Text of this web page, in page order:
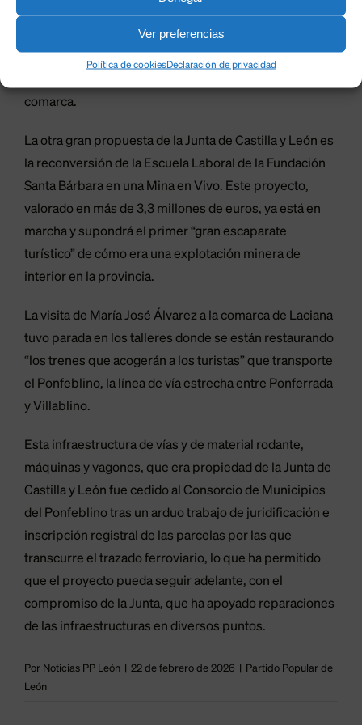
Ver preferencias
Política de cookiesDeclaración de privacidad
de la historia minera de Laciana y de la provincia de
León”, incidió la candidata del PP a las Cortes, quien
hizo hincapié en que el turismo, ligado a la naturaleza y
comarca.
La otra gran propuesta de la Junta de Castilla y León es
la reconversión de la Escuela Laboral de la Fundación
Santa Bárbara en una Mina en Vivo. Este proyecto,
valorado en más de 3,3 millones de euros, ya está en
marcha y supondrá el primer “gran escaparate
turístico” de cómo era una explotación minera de
interior en la provincia.
La visita de María José Álvarez a la comarca de Laciana
tuvo parada en los talleres donde se están restaurando
“los trenes que acogerán a los turistas” que transporte
el Ponfeblino, la línea de vía estrecha entre Ponferrada
y Villablino.
Esta infraestructura de vías y de material rodante,
máquinas y vagones, que era propiedad de la Junta de
Castilla y León fue cedido al Consorcio de Municipios
del Ponfeblino tras un arduo trabajo de juridificación e
inscripción registral de las parcelas por las que
transcurre el trazado ferroviario, lo que ha permitido
que el proyecto pueda seguir adelante, con el
compromiso de la Junta, que ha apoyado reparaciones
de las infraestructuras en diversos puntos.
Por Noticias PP León 22 de febrero de 2026
Partido Popular de
León